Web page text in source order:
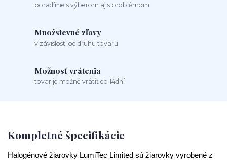
poradíme s výberom aj s problémom
Množstevné zľavy
v závislosti od druhu tovaru
Možnosť vrátenia
tovar je možné vrátiť do 14dní
Kompletné špecifikácie
Halogénové žiarovky LumiTec Limited sú žiarovky vyrobené z